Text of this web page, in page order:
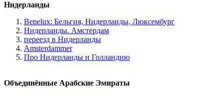
Нидерланды
Benelux: Бельгия, Нидерланды, Люксембург
Нидерланды. Амстердам
переезд в Нидерланды
Amsterdammer
Про Нидерланды и Голландию
Объединённые Арабские Эмираты